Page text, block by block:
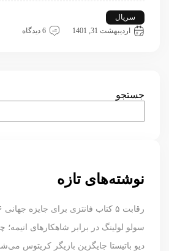
سریال
اردیبهشت 31, 1401
6 دیدگاه
جستجو
نوشته‌های تازه
رقابت ۵ کتاب فانتزی برای جایزه جهانی ۲۰۲۶
سولو لولینگ در برابر شاهکارهای
دیو باتیستا جایگزین بازیگر کریتوس